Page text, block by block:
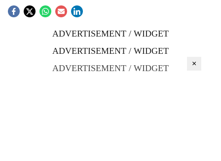
ADVERTISEMENT / WIDGET
ADVERTISEMENT / WIDGET
ADVERTISEMENT / WIDGET
×